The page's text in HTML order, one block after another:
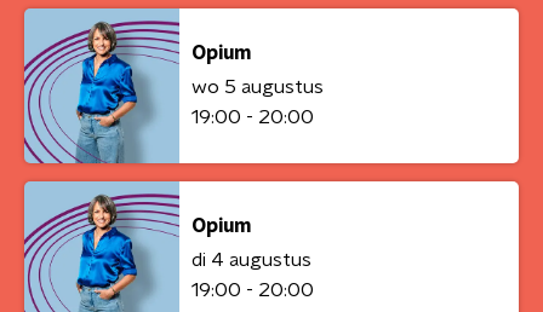
Opium
wo 5 augustus
19:00 - 20:00
Opium
di 4 augustus
19:00 - 20:00